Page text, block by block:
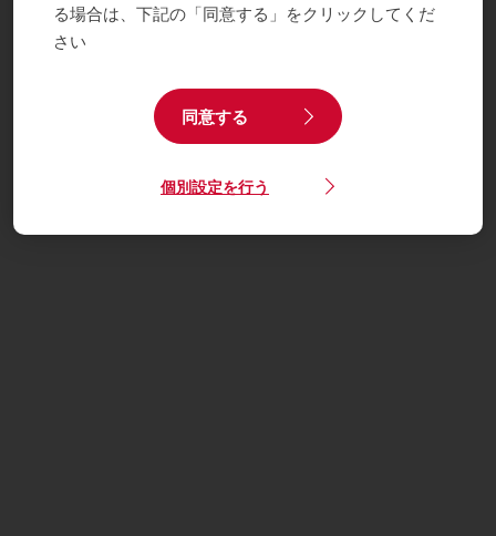
る場合は、下記の「同意する」をクリックしてくだ
さい
同意する
個別設定を行う